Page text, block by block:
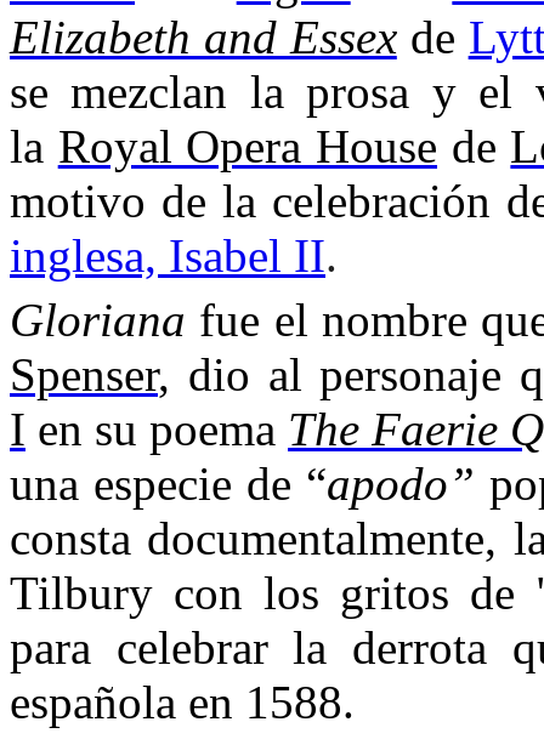
Elizabeth and Essexde
se mezclan la prosa y el
la Royal Opera House de
motivo de la celebración
inglesa, Isabel II.
Gloriana fue el nombre
Spenser, dio al personaje
I en su poema The Faerie
una especie de “apodo”
consta documentalmente,
Tilbury con los gritos de
para celebrar la derrota
española en 1588.